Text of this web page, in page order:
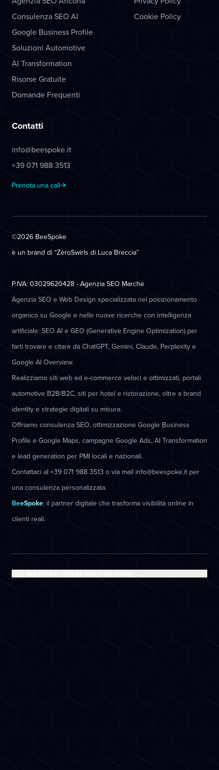
Consulenza SEO AI
Google Business Profile
Soluzioni Automotive
AI Transformation
Risorse Gratuite
Domande Frequenti
Cookie Policy
Contatti
info@beespoke.it
+39 071 988 3513
Prenota una call
©2026 BeeSpoke
è un brand di “ZeroSwirls di Luca Breccia”
P.IVA: 03029620428 - Agenzia SEO Marche
Agenzia SEO e Web Design specializzata nel posizionamento
organico su Google e nelle nuove ricerche con intelligenza
artificiale: SEO AI e GEO (Generative Engine Optimization) per
farti trovare e citare da ChatGPT, Gemini, Claude, Perplexity e
Google AI Overview.
Realizziamo siti web ed e-commerce veloci e ottimizzati, portali
automotive B2B/B2C, siti per hotel e ristorazione, oltre a brand
identity e strategie digitali su misura.
Offriamo consulenza SEO, ottimizzazione Google Business
Profile e Google Maps, campagne Google Ads, AI Transformation
e lead generation per PMI locali e nazionali.
Contattaci al +39 071 988 3513 o via mail info@beespoke.it per
una consulenza personalizzata.
BeeSpoke: il partner digitale che trasforma visibilità online in
clienti reali.